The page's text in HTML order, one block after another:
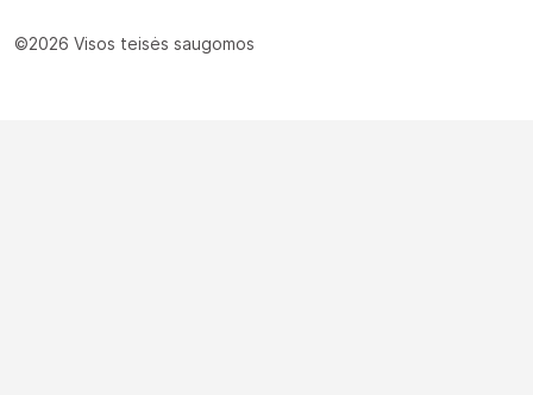
©2026 Visos teisės saugomos